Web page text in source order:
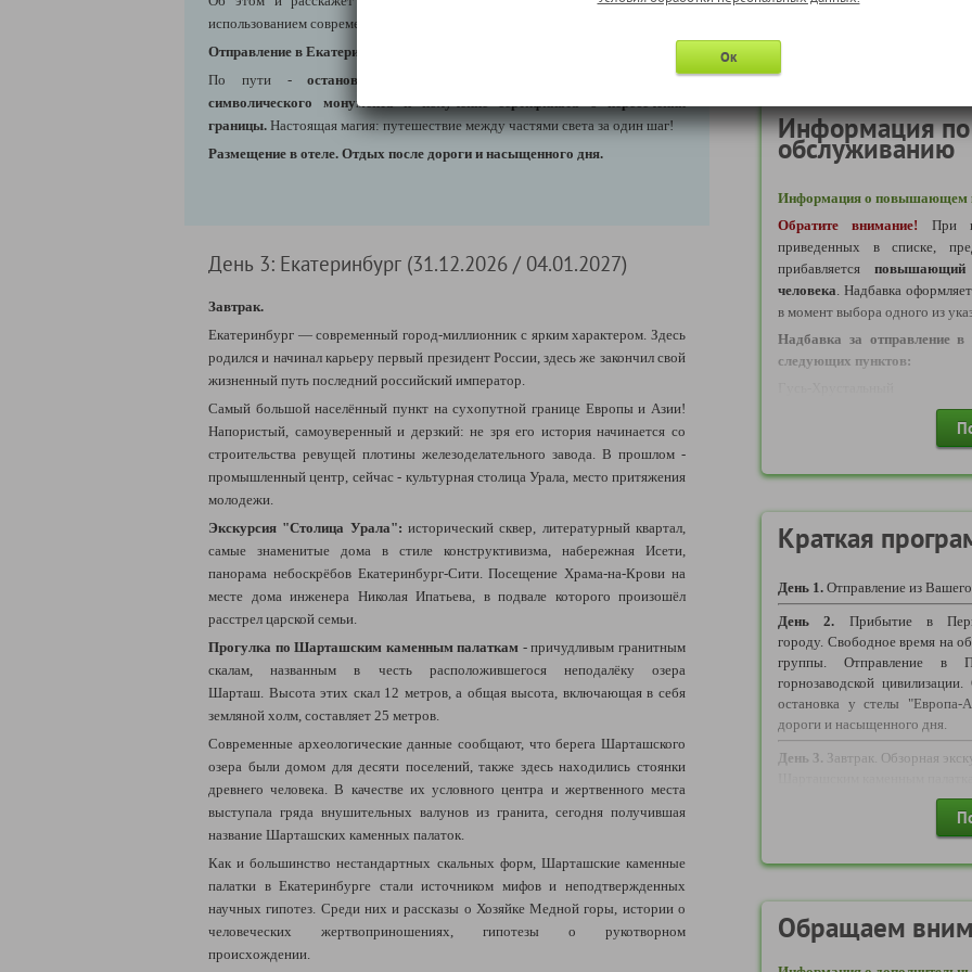
использованием современных технологий.
Отправление в Екатеринбург
По пути -
остановка у стелы "Европа-Азия"
фотография у
символического монумента и
границы. Настоящая магия: путешествие между частями света за один шаг!
Размещение в отеле. Отдых после дороги и насыщенного дня.
День 3: Екатеринбург (31.12.2026 / 04.01.2027)
Завтрак.
Екатеринбург — современный город-миллионник с ярким характером. Здесь
родился и начинал карьеру первый президент России, здесь же закончил свой
жизненный путь последний российский император.
Самый большой населённый пункт на сухопутной границе Европы и Азии!
Напористый, самоуверенный и дерзкий: не зря его история начинается со
строительства ревущей плотины железоделательного завода. В прошлом -
промышленный центр, сейчас - культурная столица Урала, место притяжения
молодежи.
Экскурсия "Столица Урала": исторический сквер, литературный квартал,
самые знаменитые дома в стиле конструктивизма, набережная Исети,
панорама небоскрёбов Екатеринбург-Сити. Посещение Храма-на-Крови на
месте дома инженера Николая Ипатьева, в подвале которого произошёл
расстрел царской семьи.
Прогулка по Шарташским каменным палаткам - причудливым гранитным
скалам, названным в честь расположившегося неподалёку озера
Шарташ. Высота этих скал 12 метров, а общая высота, включающая в себя
земляной холм, составляет 25 метров.
Современные археологические данные сообщают, что берега Шарташского
озера были домом для десяти поселений, также здесь находились стоянки
древнего человека. В качестве их условного центра и жертвенного места
выступала гряда внушительных валунов из гранита, сегодня получившая
название Шарташских каменных палаток.
Как и большинство нестандартных скальных форм, Шарташские каменные
палатки в Екатеринбурге стали источником мифов и неподтвержденных
научных гипотез. Среди них и рассказы о Хозяйке Медной горы, истории о
человеческих жертвоприношениях, гипотезы о рукотворном
происхождении.
посещение смотровой
Информация по
обслуживанию
Информация о повышающем
Обратите внимание!
При
приведенных в списке,
прибавляется повышающий
человека . Надбавка
в момент выбора одного из
Надбавка за отправление
следующих пунктов:
Надбавка за отправление
Голицыно, Дмитров,
Жуковский, Запрудня,
Наро-Фоминск, Одинцово,
Пушкино, Раменское,
Талдом, Троицк, Химки, Чехов,
Надбавка за отправление
следующих пунктов:
Воронеж, Елец, Липецк.
Информация по транспорту
программе может
автобус, микроавтобус,
характер. Тип и
Краткая
День 1. Отправление из
День 2.
Прибытие в
городу. Свободное время на
группы. Отправление в
горнозаводской
остановка у стелы "Европа-
дороги и насыщенного дня.
День 3. Завтрак. Обзорная
Для выезда на даты
новогоднем банкете (по
Для выезда на даты 02.01-
Высоцкого + посещение
День 4.Завтрак.
посетить знаменитые места
плату) ИЛИ экскурсионная
ворота Урала" (за доп.
Обращаем
Ок